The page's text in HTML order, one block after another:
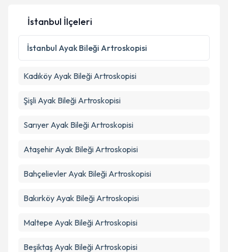
İstanbul İlçeleri
İstanbul Ayak Bileği Artroskopisi
Kadıköy Ayak Bileği Artroskopisi
Şişli Ayak Bileği Artroskopisi
Sarıyer Ayak Bileği Artroskopisi
Ataşehir Ayak Bileği Artroskopisi
Bahçelievler Ayak Bileği Artroskopisi
Bakırköy Ayak Bileği Artroskopisi
Maltepe Ayak Bileği Artroskopisi
Beşiktaş Ayak Bileği Artroskopisi